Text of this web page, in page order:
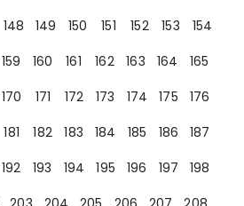
148 149 150 151 152 153
154
159 160 161 162 163 164
165
170 171 172 173 174 175
176
181 182 183 184 185 186
187
192 193 194 195 196 197
198